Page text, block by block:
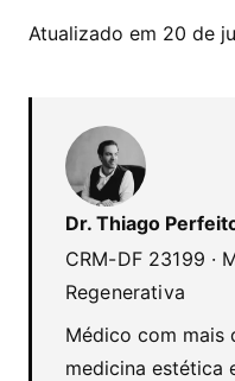
Atualizado em 20 de
Dr. Thiago
CRM-DF 23199 ·
Regenerativa
Médico com mais
medicina estética